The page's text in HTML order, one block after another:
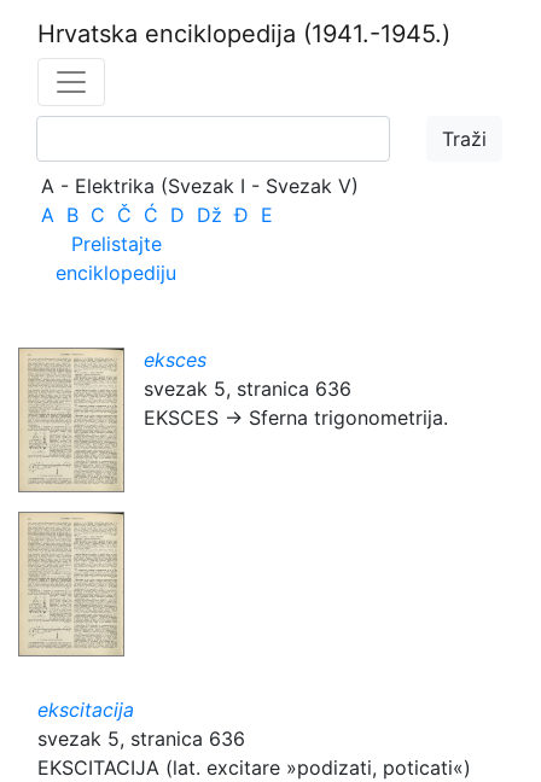
Hrvatska enciklopedija (1941.-1945.)
A - Elektrika (Svezak I - Svezak V)
A B C Č Ć D Dž Đ E
Prelistajte
enciklopediju
eksces
svezak 5, stranica 636
EKSCES → Sferna trigonometrija.
ekscitacija
svezak 5, stranica 636
EKSCITACIJA (lat. excitare »podizati, poticati«)